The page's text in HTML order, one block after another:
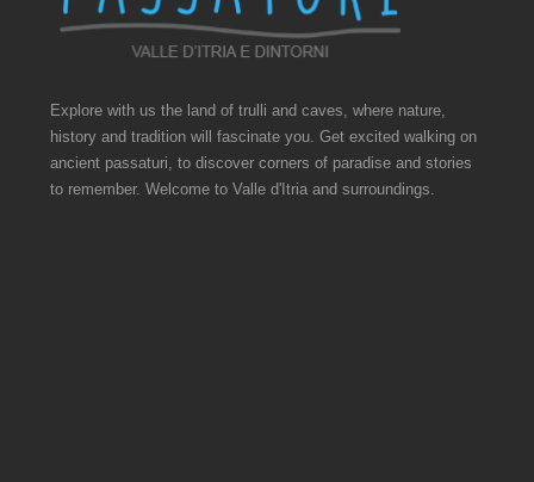
Explore with us the land of trulli and caves, where nature,
history and tradition will fascinate you. Get excited walking on
ancient passaturi, to discover corners of paradise and stories
to remember. Welcome to Valle d'Itria and surroundings.